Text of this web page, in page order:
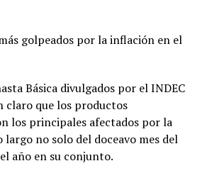
golpeados por la inflación en el
Básica divulgados por el INDEC
claro que los productos
los principales afectados por la
largo no solo del doceavo mes del
año en su conjunto.